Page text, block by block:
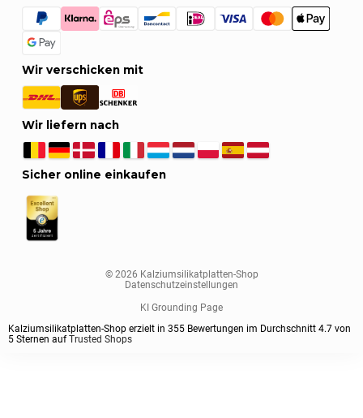
Wir verschicken mit
Wir liefern nach
Sicher online einkaufen
© 2026 Kalziumsilikatplatten-Shop
Datenschutzeinstellungen
KI Grounding Page
Kalziumsilikatplatten-Shop erzielt in 355 Bewertungen im Durchschnitt 4.7 von
5 Sternen aufTrusted Shops